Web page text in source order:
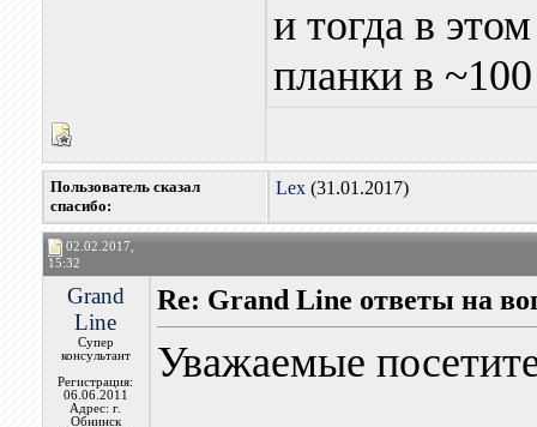
и тогда в
планки в
Пользователь сказал
cпасибо:
Lex(31.01.2017)
02.02.2017,
15:32
Grand
Line
Супер
консультант
Регистрация:
06.06.2011
Адрес: г.
Обнинск
Re: Grand Line ответы на
Уважаемые